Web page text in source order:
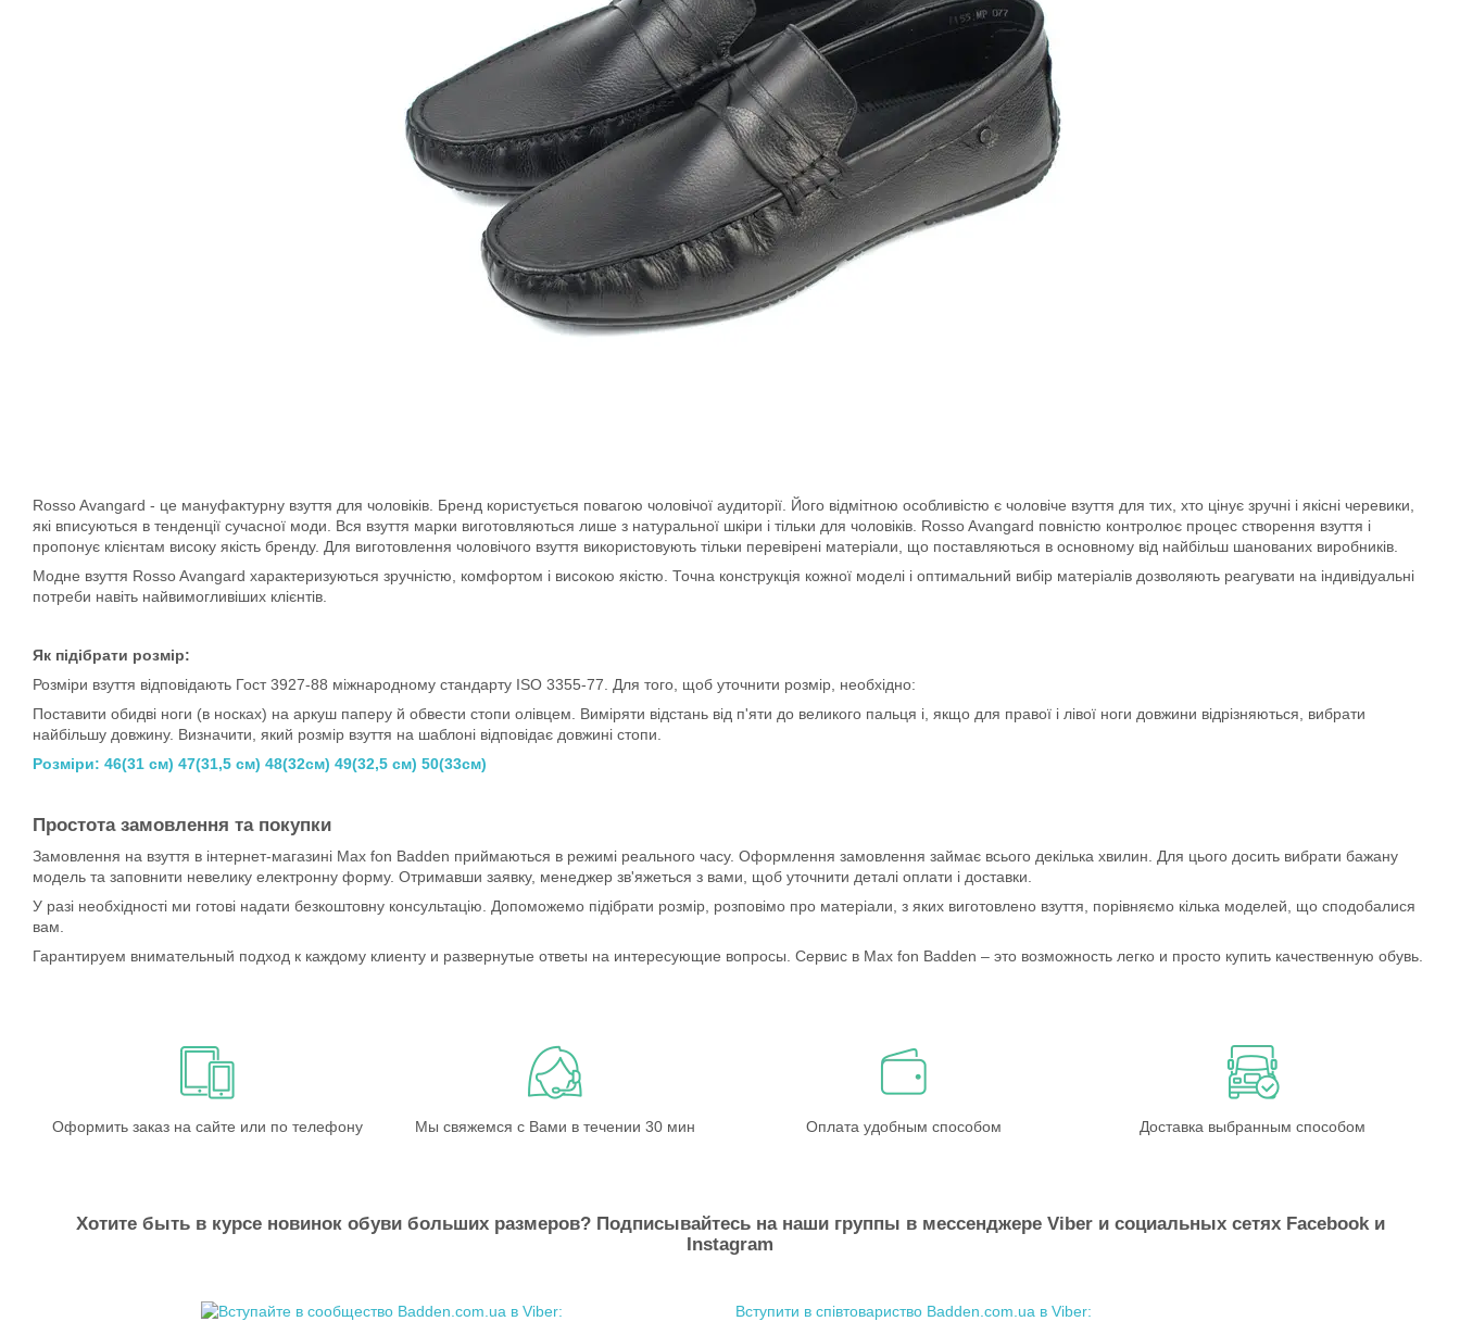
Rosso Avangard - це мануфактурну взуття для чоловіків. Бренд користується повагою чоловічої аудиторії. Його відмітною особливістю є чоловіче взуття для тих, хто цінує зручні і якісні черевики,
які вписуються в тенденції сучасної моди. Вся взуття марки виготовляються лише з натуральної шкіри і тільки для чоловіків. Rosso Avangard повністю контролює процес створення взуття і
пропонує клієнтам високу якість бренду. Для виготовлення чоловічого взуття використовують тільки перевірені матеріали, що поставляються в основному від найбільш шанованих виробників.
Модне взуття Rosso Avangard характеризуються зручністю, комфортом і високою якістю. Точна конструкція кожної моделі і оптимальний вибір матеріалів дозволяють реагувати на індивідуальні
потреби навіть найвимогливіших клієнтів.
Як підібрати розмір:
Розміри взуття відповідають Гост 3927-88 міжнародному стандарту ISO 3355-77. Для того, щоб уточнити розмір, необхідно:
Поставити обидві ноги (в носках) на аркуш паперу й обвести стопи олівцем. Виміряти відстань від п'яти до великого пальця і, якщо для правої і лівої ноги довжини відрізняються, вибрати
найбільшу довжину. Визначити, який розмір взуття на шаблоні відповідає довжині стопи.
Розміри: 46(31 см) 47(31,5 см) 48(32см) 49(32,5 см) 50(33см)
Простота замовлення та покупки
Замовлення на взуття в інтернет-магазині Max fon Badden приймаються в режимі реального часу. Оформлення замовлення займає всього декілька хвилин. Для цього досить вибрати бажану
модель та заповнити невелику електронну форму. Отримавши заявку, менеджер зв'яжеться з вами, щоб уточнити деталі оплати і доставки.
У разі необхідності ми готові надати безкоштовну консультацію. Допоможемо підібрати розмір, розповімо про матеріали, з яких виготовлено взуття, порівняємо кілька моделей, що сподобалися
вам.
Гарантируем внимательный подход к каждому клиенту и развернутые ответы на интересующие вопросы. Сервис в Max fon Badden – это возможность легко и просто купить качественную обувь.
Оформить заказ на сайте или по телефону Мы свяжемся с Вами в течении 30 мин Оплата удобным способом Доставка выбранным способом
Хотите быть в курсе новинок обуви больших размеров? Подписывайтесь на наши группы в месcенджере Viber и социальных сетях Facebook и
Instagram
Вступити в співтовариство Badden.com.ua в Viber: